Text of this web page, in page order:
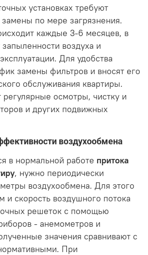
установках требуют
по мере загрязнения.
каждые 3-6 месяцев, в
воздуха и
Для удобства
замены фильтров и вносят его
обслуживания квартиры.
регулярные осмотры, чистку и
и других подвижных
воздухообмена
в нормальной работе притока
, нужно периодически
воздухообмена. Для этого
и скорость воздушного потока
решеток с помощью
- анемометров и
значения сравнивают с
При